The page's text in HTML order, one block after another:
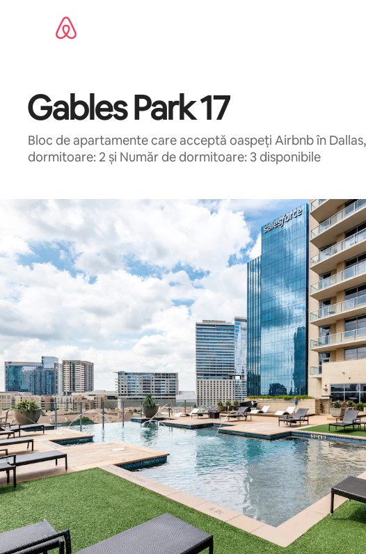
Gables Park 17
Bloc de apartamente care acceptă oaspeți Airbnb în
dormitoare: 2 și Număr de dormitoare: 3 disponibile